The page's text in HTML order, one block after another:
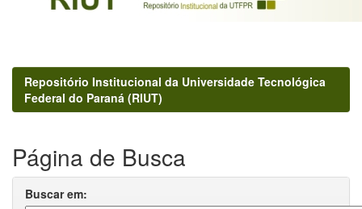
Repositório Institucional da Universidade Tecnológica
Federal do Paraná (RIUT)
Página de Busca
Buscar em: